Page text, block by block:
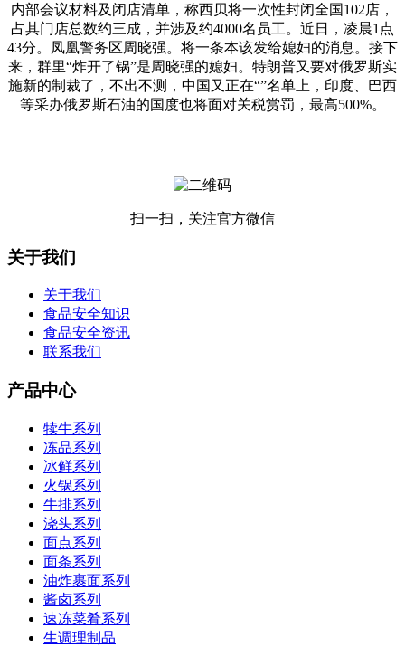
内部会议材料及闭店清单，称西贝将一次性封闭全国102店，
占其门店总数约三成，并涉及约4000名员工。近日，凌晨1点
43分。凤凰警务区周晓强。将一条本该发给媳妇的消息。接下
来，群里“炸开了锅”是周晓强的媳妇。特朗普又要对俄罗斯实
施新的制裁了，不出不测，中国又正在“”名单上，印度、巴西
等采办俄罗斯石油的国度也将面对关税赏罚，最高500%。
扫一扫，关注官方微信
关于我们
关于我们
食品安全知识
食品安全资讯
联系我们
产品中心
犊牛系列
冻品系列
冰鲜系列
火锅系列
牛排系列
浇头系列
面点系列
面条系列
油炸裹面系列
酱卤系列
速冻菜肴系列
生调理制品